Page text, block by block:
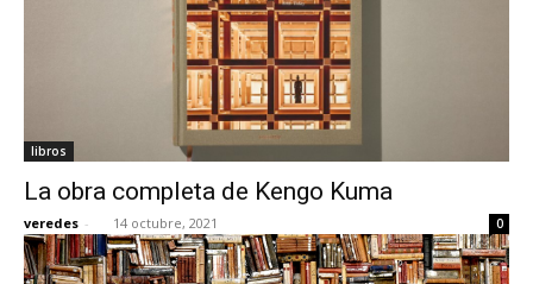
libros
La obra completa de Kengo Kuma
veredes - 14 octubre, 2021 0